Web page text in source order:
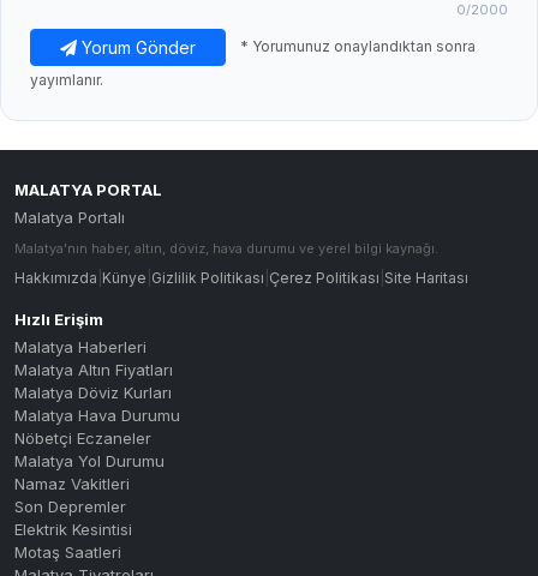
0/2000
Yorum Gönder
* Yorumunuz onaylandıktan sonra
yayımlanır.
MALATYA PORTAL
Malatya Portalı
Malatya'nın haber, altın, döviz, hava durumu ve yerel bilgi kaynağı.
Hakkımızda Künye Gizlilik Politikası Çerez Politikası Site Haritası
Hızlı Erişim
Malatya Haberleri
Malatya Altın Fiyatları
Malatya Döviz Kurları
Malatya Hava Durumu
Nöbetçi Eczaneler
Malatya Yol Durumu
Namaz Vakitleri
Son Depremler
Elektrik Kesintisi
Motaş Saatleri